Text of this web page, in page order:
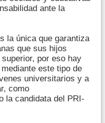
ante la
la única que garantiza
que sus hijos
por eso hay
este tipo de
universitarios y a
como
la candidata del PRI-